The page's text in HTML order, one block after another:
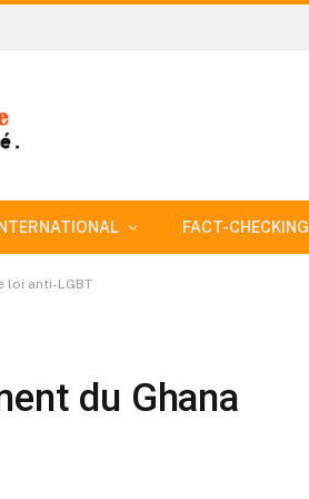
INTERNATIONAL FACT-CHECKING
loi anti-LGBT
du Ghana